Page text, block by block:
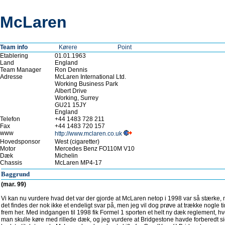
McLaren
Team info Kørere
Point
Etablering
01.01.1963
Land
England
Team Manager
Ron Dennis
Adresse
McLaren International Ltd.
Working Business Park
Albert Drive
Working, Surrey
GU21 15JY
England
Telefon
+44 1483 728 211
Fax
+44 1483 720 157
www
http://www.mclaren.co.uk
Hovedsponsor
West (cigaretter)
Motor
Mercedes Benz FO110M V10
Dæk
Michelin
Chassis
McLaren MP4-17
Baggrund
(mar. 99)
Vi kan nu vurdere hvad det var der gjorde at McLaren netop i 1998 var så stærke,
det findes der nok ikke et endeligt svar på, men jeg vil dog prøve at trække nogle
frem her. Med indgangen til 1998 fik Formel 1 sporten et helt ny dæk reglement,
man skulle køre med rillede dæk, og jeg vurdere at Bridgestone havde forberedt